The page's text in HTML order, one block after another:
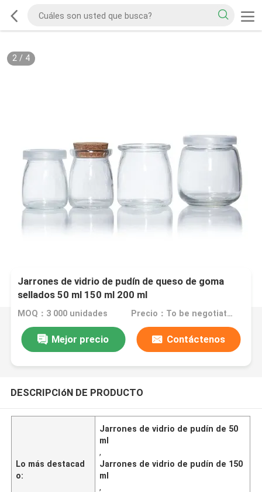
2/ 4
Jarrones de vidrio de pudín de queso de goma
sellados 50 ml 150 ml 200 ml
MOQ：3 000 unidades Precio：To be negotiated
Mejor precio Contáctenos
DESCRIPCIóN DE PRODUCTO
Lo más destacad
o:
Jarrones de vidrio de pudín de 50
ml
,
Jarrones de vidrio de pudín de 150
ml
,